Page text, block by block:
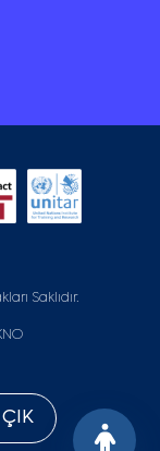
Saklıdır.
ÇIK